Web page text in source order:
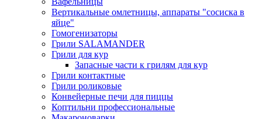
Вертикальные омлетницы, аппараты "сосиска в
яйце"
Гомогенизаторы
Грили SALAMANDER
Грили для кур
Запасные части к грилям для кур
Грили контактные
Грили роликовые
Конвейерные печи для пиццы
Коптильни профессиональные